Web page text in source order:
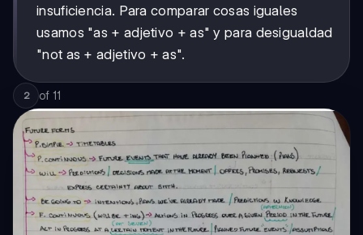
insuficiencia. Para comparar cosas iguales
usamos "as + adjetivo + as" y para desigualdad
"not as + adjetivo + as".
2 of 11